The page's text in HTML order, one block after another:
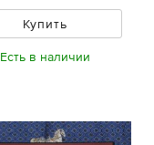
Купить
Есть в наличии